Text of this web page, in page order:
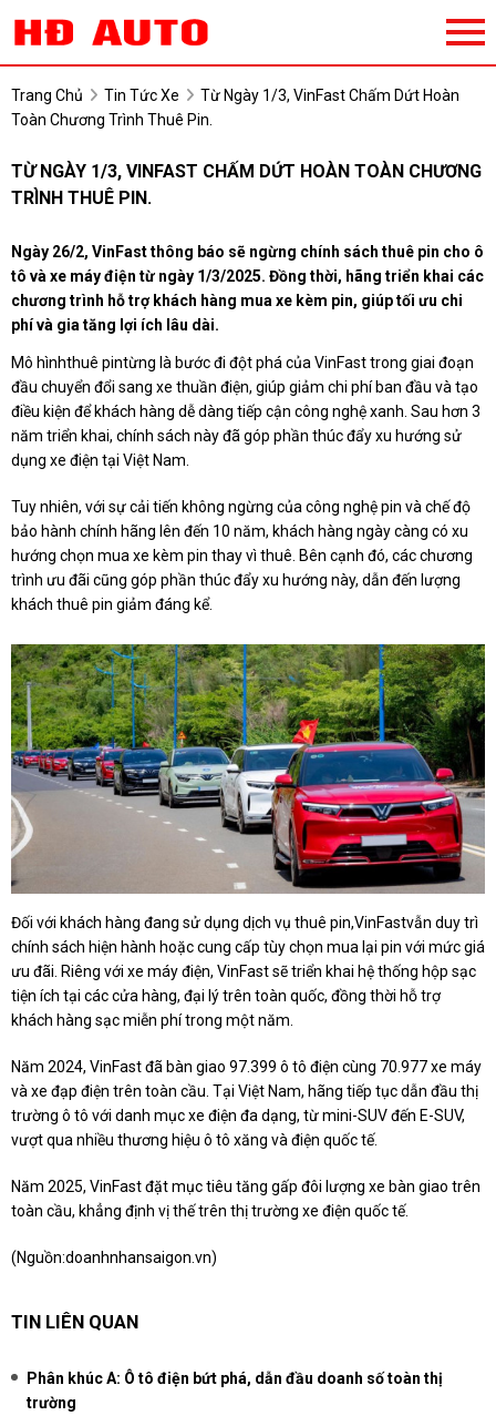
Trang Chủ Tin Tức Xe
Từ Ngày 1/3, VinFast Chấm Dứt Hoàn
Toàn Chương Trình Thuê Pin.
TỪ NGÀY 1/3, VINFAST CHẤM DỨT HOÀN TOÀN CHƯƠNG
TRÌNH THUÊ PIN.
Ngày 26/2, VinFast thông báo sẽ ngừng chính sách thuê pin cho ô
tô và xe máy điện từ ngày 1/3/2025. Đồng thời, hãng triển khai các
chương trình hỗ trợ khách hàng mua xe kèm pin, giúp tối ưu chi
phí và gia tăng lợi ích lâu dài.
Mô hìnhthuê pintừng là bước đi đột phá của VinFast trong giai đoạn
đầu chuyển đổi sang xe thuần điện, giúp giảm chi phí ban đầu và tạo
điều kiện để khách hàng dễ dàng tiếp cận công nghệ xanh. Sau hơn 3
năm triển khai, chính sách này đã góp phần thúc đẩy xu hướng sử
dụng xe điện tại Việt Nam.
Tuy nhiên, với sự cải tiến không ngừng của công nghệ pin và chế độ
bảo hành chính hãng lên đến 10 năm, khách hàng ngày càng có xu
hướng chọn mua xe kèm pin thay vì thuê. Bên cạnh đó, các chương
trình ưu đãi cũng góp phần thúc đẩy xu hướng này, dẫn đến lượng
khách thuê pin giảm đáng kể.
Đối với khách hàng đang sử dụng dịch vụ thuê pin,VinFastvẫn duy trì
chính sách hiện hành hoặc cung cấp tùy chọn mua lại pin với mức giá
ưu đãi. Riêng với xe máy điện, VinFast sẽ triển khai hệ thống hộp sạc
tiện ích tại các cửa hàng, đại lý trên toàn quốc, đồng thời hỗ trợ
khách hàng sạc miễn phí trong một năm.
Năm 2024, VinFast đã bàn giao 97.399 ô tô điện cùng 70.977 xe máy
và xe đạp điện trên toàn cầu. Tại Việt Nam, hãng tiếp tục dẫn đầu thị
trường ô tô với danh mục xe điện đa dạng, từ mini-SUV đến E-SUV,
vượt qua nhiều thương hiệu ô tô xăng và điện quốc tế.
Năm 2025, VinFast đặt mục tiêu tăng gấp đôi lượng xe bàn giao trên
toàn cầu, khẳng định vị thế trên thị trường xe điện quốc tế.
(Nguồn:doanhnhansaigon.vn)
TIN LIÊN QUAN
Phân khúc A: Ô tô điện bứt phá, dẫn đầu doanh số toàn thị
trường